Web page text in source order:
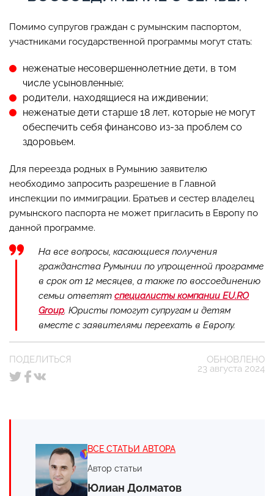
Помимо супругов граждан с румынским паспортом,
участниками государственной программы могут стать:
неженатые несовершеннолетние дети, в том
числе усыновленные;
родители, находящиеся на иждивении;
неженатые дети старше 18 лет, которые не могут
обеспечить себя финансово из-за проблем со
здоровьем.
Для переезда родных в Румынию заявителю
необходимо запросить разрешение в Главной
инспекции по иммиграции. Братьев и сестер владелец
румынского паспорта не может пригласить в Европу по
данной программе.
На все вопросы, касающиеся получения
гражданства Румынии по упрощенной программе
в срок от 12 месяцев, а также по воссоединению
семьи ответят специалисты компании EU.RO
Group. Юристы помогут супругам и детям
вместе с заявителями переехать в Европу.
ПОДЕЛИТЬСЯ
ОБНОВЛЕНО
23 августа 2024
ВСЕ СТАТЬИ АВТОРА
Автор статьи
Юлиан Долматов